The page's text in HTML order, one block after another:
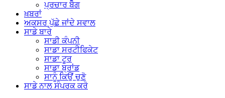
ਪ੍ਰਚਾਰ ਬੈਗ
ਖ਼ਬਰਾਂ
ਅਕਸਰ ਪੁੱਛੇ ਜਾਂਦੇ ਸਵਾਲ
ਸਾਡੇ ਬਾਰੇ
ਸਾਡੀ ਕੰਪਨੀ
ਸਾਡਾ ਸਰਟੀਫਿਕੇਟ
ਸਾਡਾ ਟੂਰ
ਸਾਡਾ ਬ੍ਰਾਂਡ
ਸਾਨੂੰ ਕਿਉਂ ਚੁਣੋ
ਸਾਡੇ ਨਾਲ ਸੰਪਰਕ ਕਰੋ